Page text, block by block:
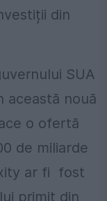
din
SUA
această nouă
o ofertă
de miliarde
ar fi fost
primit din